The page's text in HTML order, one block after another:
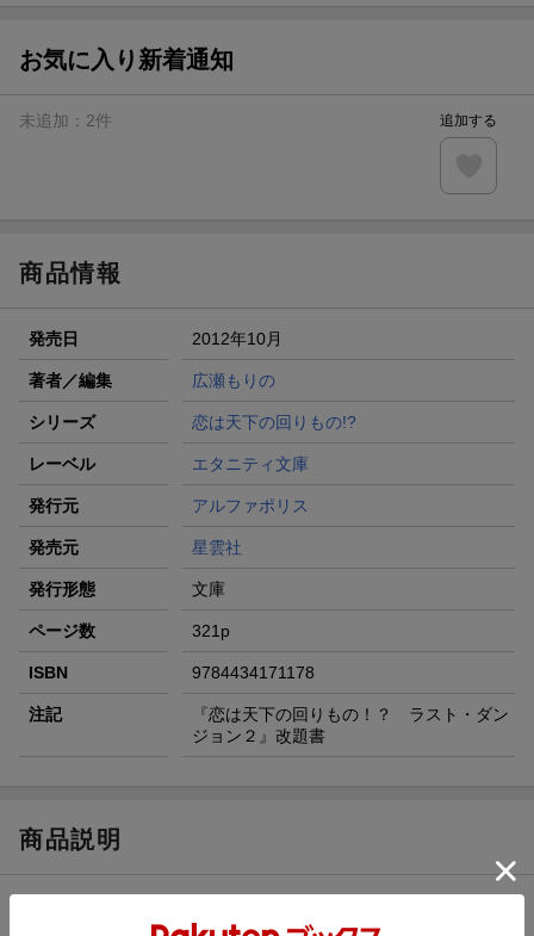
ト山分け
エントリー＆3,000円以上購入で無料データSIM（3GB/月プ
楽天モバイル紹介キャンペーンの拡散で300円OFFクーポン
お気に入り新着通知
未追加： 2件 追加する
商品情報
発売日 2012年10月
著者／編集 広瀬もりの
シリーズ 恋は天下の回りもの!?
レーベル エタニティ文庫
発行元 アルファポリス
発売元 星雲社
発行形態 文庫
ページ数 321p
ISBN 9784434171178
注記
『恋は天下の回りもの！？ ラスト・ダン
ジョン２』改題書
商品説明